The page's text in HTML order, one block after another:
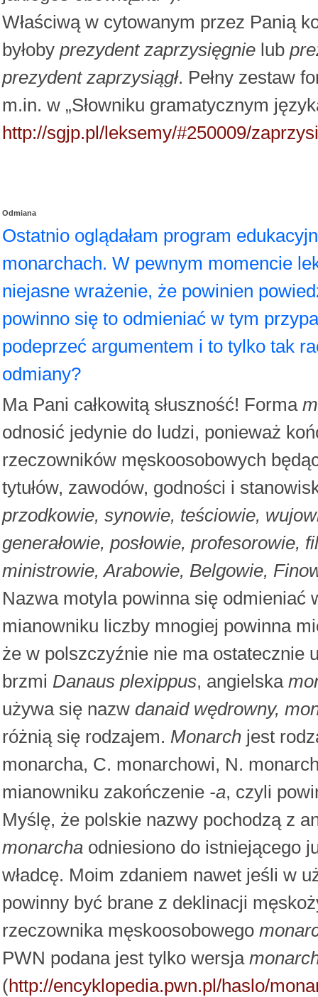
Właściwą w cytowanym przez Panią
byłoby prezydent zaprzysięgnie lub
prezydent zaprzysiągł. Pełny zestaw
m.in. w „Słowniku gramatycznym
http://sgjp.pl/leksemy/#250009/
Odmiana
Ostatnio oglądałam program
monarchach. W pewnym momencie
niejasne wrażenie, że powinien
powinno się to odmieniać w tym
podeprzeć argumentem i to tylko tak
odmiany?
Ma Pani całkowitą słuszność! Forma
odnosić jedynie do ludzi, ponieważ
rzeczowników męskoosobowych
tytułów, zawodów, godności i
przodkowie, synowie, teściowie,
generałowie, posłowie, profesorowie,
ministrowie, Arabowie, Belgowie,
Nazwa motyla powinna się odmieniać
mianowniku liczby mnogiej powinna
że w polszczyźnie nie ma ostatecznie
brzmi Danaus plexippus, angielska
używa się nazw danaid wędrowny,
różnią się rodzajem. Monarch jest
monarcha, C. monarchowi, N.
mianowniku zakończenie -a, czyli
Myślę, że polskie nazwy pochodzą z
monarcha odniesiono do istniejącego
władcę. Moim zdaniem nawet jeśli w
powinny być brane z deklinacji
rzeczownika męskoosobowego
PWN podana jest tylko wersja
(http://encyklopedia.pwn.pl/haslo/